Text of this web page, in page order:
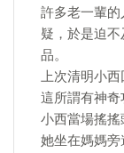
許多老一輩
疑，於是迫
品。
上次清明小
這所謂有神奇
小西當場搖搖
她坐在媽媽